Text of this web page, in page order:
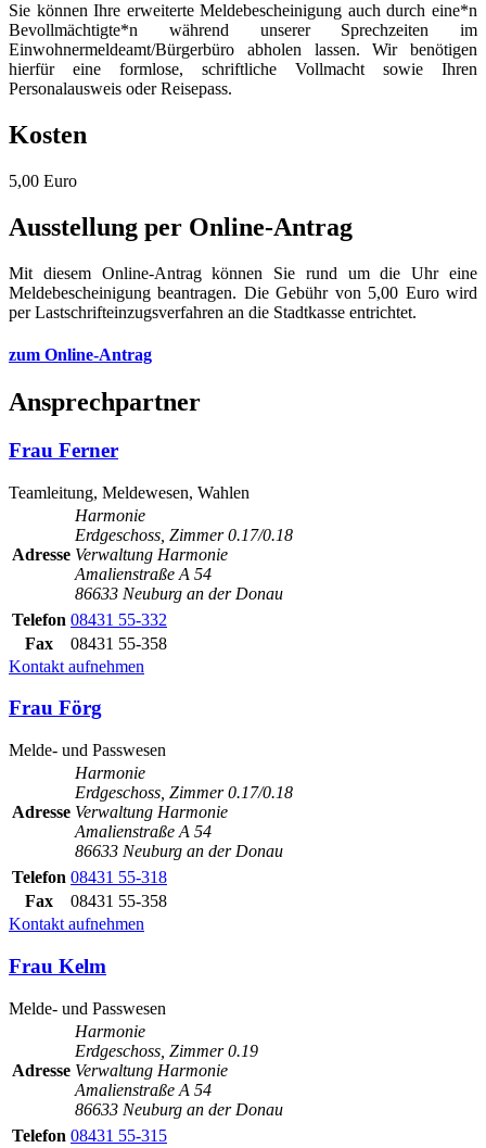
Sie können Ihre erweiterte Meldebescheinigung auch durch eine*n
Bevollmächtigte*n während unserer Sprechzeiten im
Einwohnermeldeamt/Bürgerbüro abholen lassen. Wir benötigen
hierfür eine formlose, schriftliche Vollmacht sowie Ihren
Personalausweis oder Reisepass.
Kosten
5,00 Euro
Ausstellung per Online-Antrag
Mit diesem Online-Antrag können Sie rund um die Uhr eine
Meldebescheinigung beantragen. Die Gebühr von 5,00 Euro wird
per Lastschrifteinzugsverfahren an die Stadtkasse entrichtet.
zum Online-Antrag
Ansprechpartner
Frau Ferner
Teamleitung, Meldewesen, Wahlen
Adresse
Harmonie
Erdgeschoss, Zimmer 0.17/0.18
Verwaltung Harmonie
Amalienstraße A 54
86633 Neuburg an der Donau
Telefon 08431 55-332
Fax
08431 55-358
Kontakt aufnehmen
Frau Förg
Melde- und Passwesen
Adresse
Harmonie
Erdgeschoss, Zimmer 0.17/0.18
Verwaltung Harmonie
Amalienstraße A 54
86633 Neuburg an der Donau
Telefon 08431 55-318
Fax
08431 55-358
Kontakt aufnehmen
Frau Kelm
Melde- und Passwesen
Adresse
Harmonie
Erdgeschoss, Zimmer 0.19
Verwaltung Harmonie
Amalienstraße A 54
86633 Neuburg an der Donau
Telefon 08431 55-315